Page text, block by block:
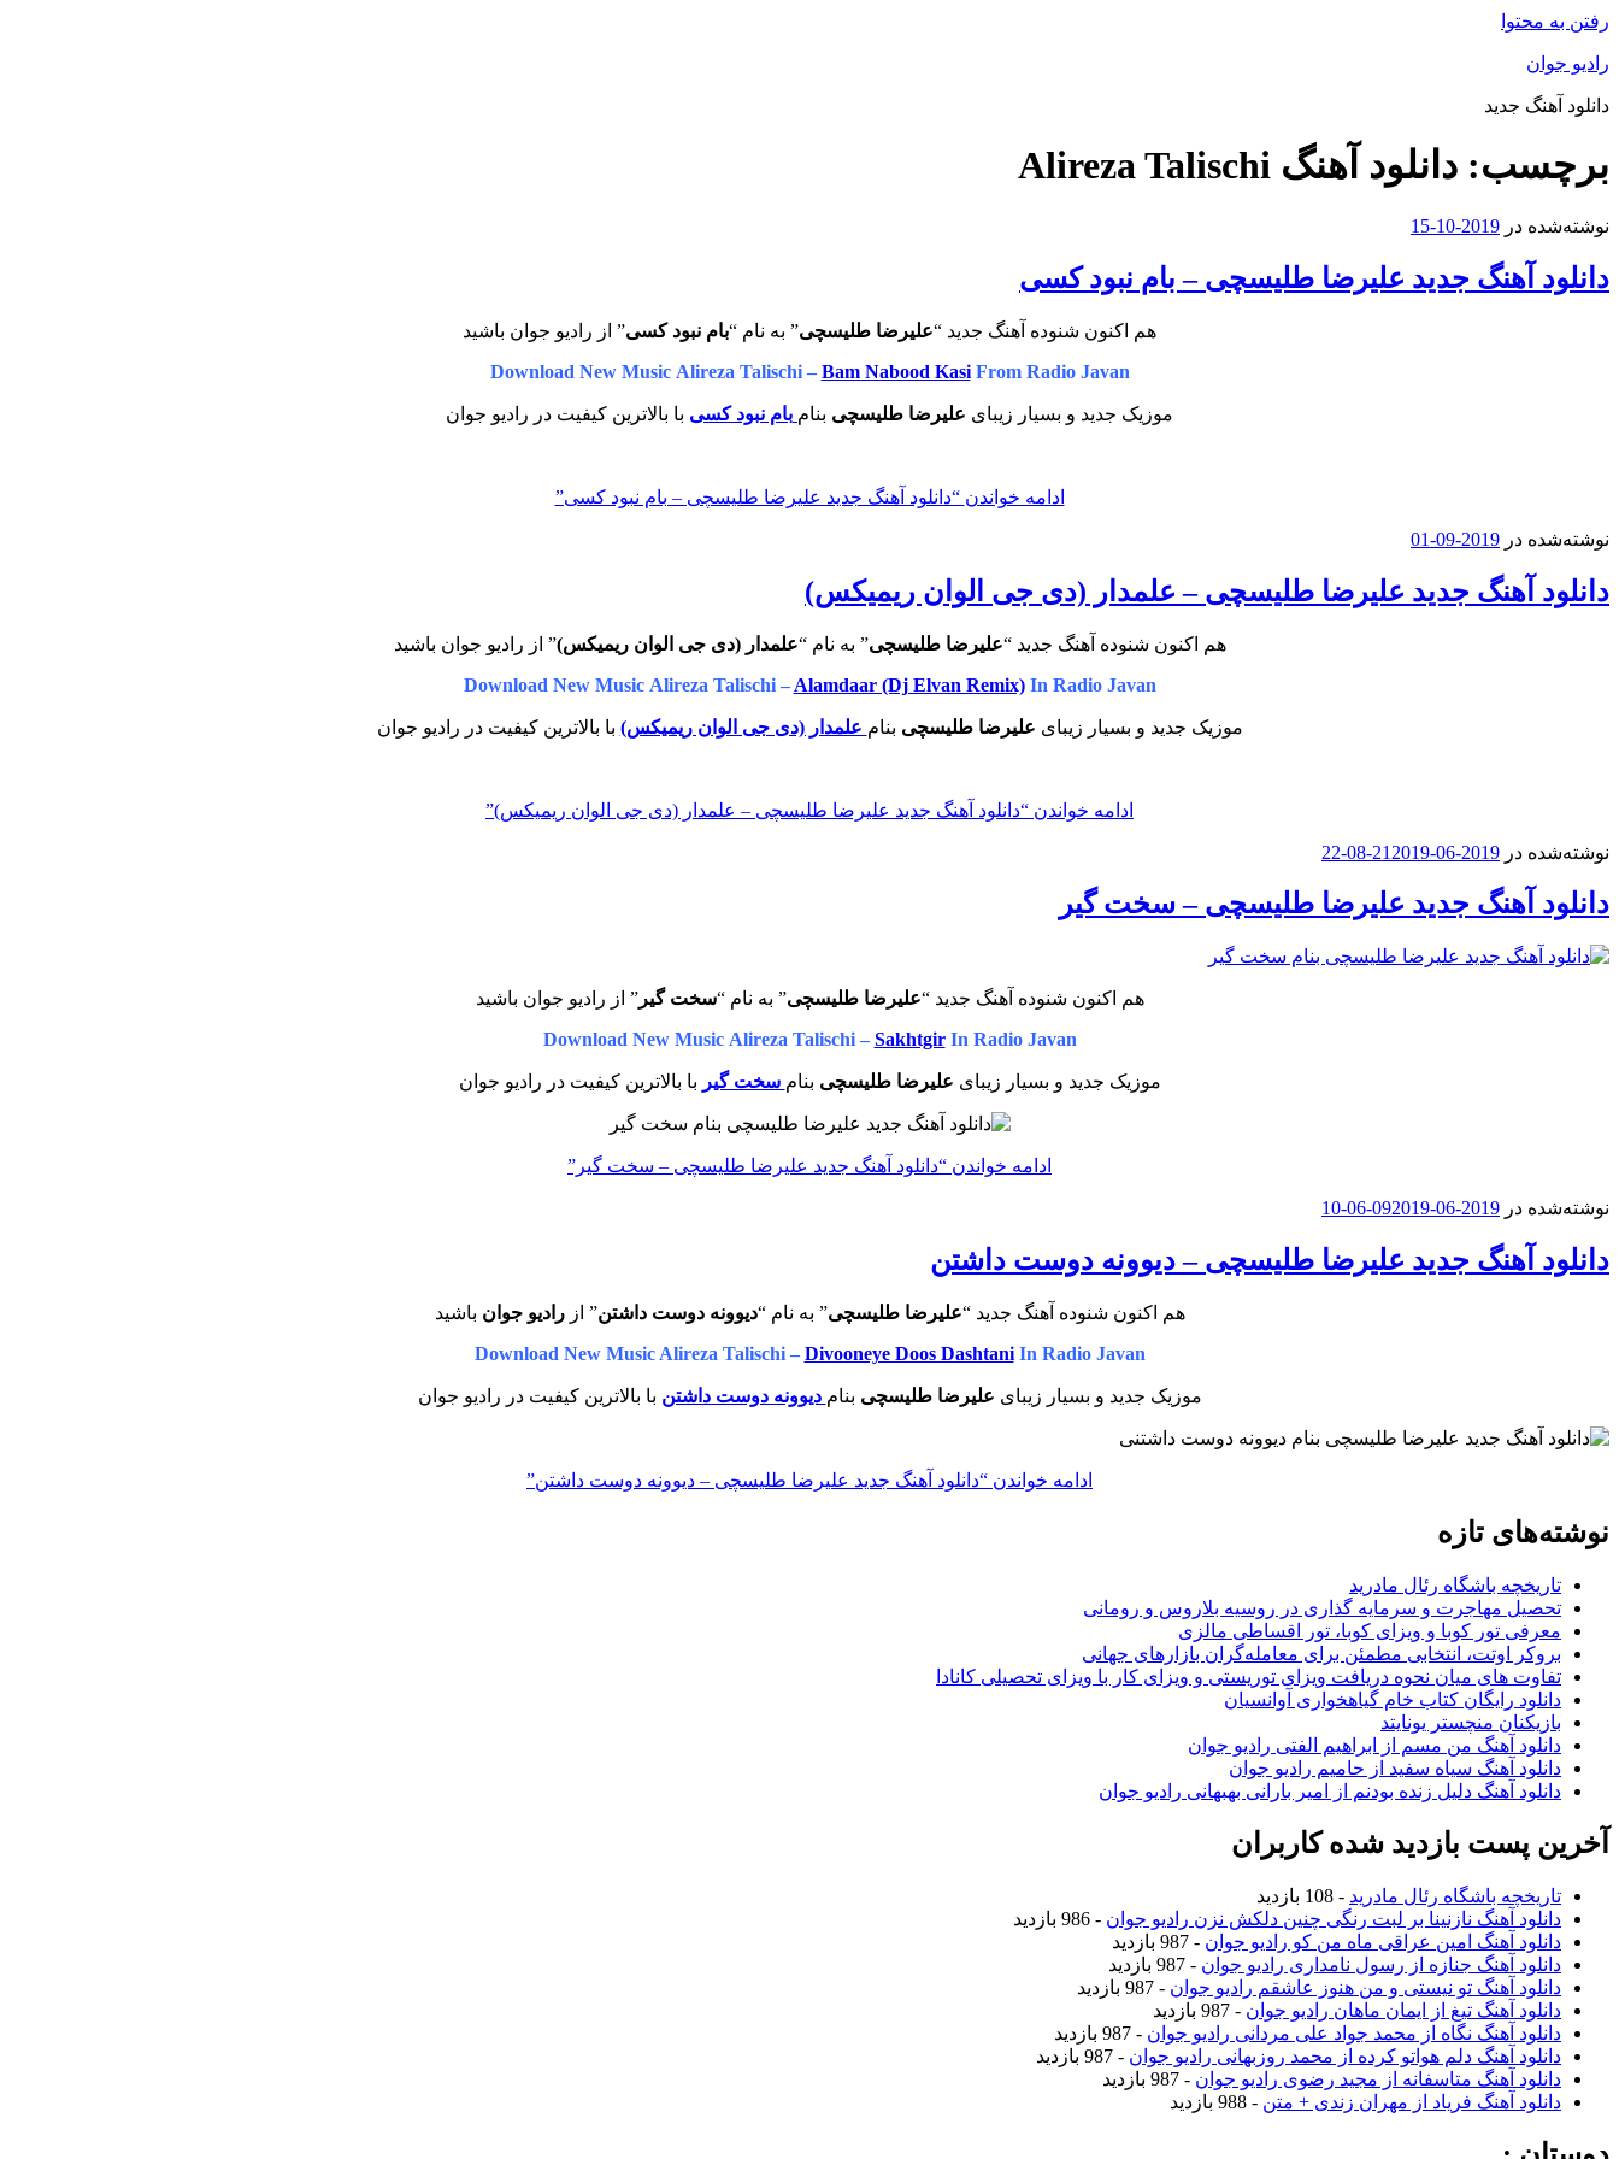
رفتن به محتوا
رادیو جوان
دانلود آهنگ جدید
برچسب: دانلود آهنگ Alireza Talischi
نوشته‌شده در 2019-10-15
دانلود آهنگ جدید علیرضا طلیسچی – بام نبود کسی
هم اکنون شنوده آهنگ جدید “علیرضا طلیسچی” به نام “بام نبود کسی” از رادیو جوان باشید
Download New Music Alireza Talischi – Bam Nabood KasiFrom Radio Javan
موزیک جدید و بسیار زیبای علیرضا طلیسچی بنام بام نبود کسی با بالاترین کیفیت در رادیو جوان
ادامه خواندن “دانلود آهنگ جدید علیرضا طلیسچی – بام نبود کسی”
نوشته‌شده در 2019-09-01
دانلود آهنگ جدید علیرضا طلیسچی – علمدار (دی جی الوان ریمیکس)
هم اکنون شنوده آهنگ جدید “علیرضا طلیسچی” به نام “علمدار (دی جی الوان ریمیکس)” از رادیو جوان باشید
Download New Music Alireza Talischi – Alamdaar (Dj Elvan Remix)In Radio Javan
موزیک جدید و بسیار زیبای علیرضا طلیسچی بنام علمدار (دی جی الوان ریمیکس) با بالاترین کیفیت در رادیو جوان
ادامه خواندن “دانلود آهنگ جدید علیرضا طلیسچی – علمدار (دی جی الوان ریمیکس)”
نوشته‌شده در 2019-06-21
2019-08-22
دانلود آهنگ جدید علیرضا طلیسچی – سخت گیر
هم اکنون شنوده آهنگ جدید “علیرضا طلیسچی” به نام “سخت گیر” از رادیو جوان باشید
Download New Music Alireza Talischi – SakhtgirIn Radio Javan
موزیک جدید و بسیار زیبای علیرضا طلیسچی بنام سخت گیر با بالاترین کیفیت در رادیو جوان
ادامه خواندن “دانلود آهنگ جدید علیرضا طلیسچی – سخت گیر”
نوشته‌شده در 2019-06-09
2019-06-10
دانلود آهنگ جدید علیرضا طلیسچی – دیوونه دوست داشتن
هم اکنون شنوده آهنگ جدید “علیرضا طلیسچی” به نام “دیوونه دوست داشتن” ازرادیو جوان باشید
Download New Music Alireza Talischi – Divooneye Doos DashtaniIn Radio Javan
موزیک جدید و بسیار زیبای علیرضا طلیسچی بنام دیوونه دوست داشتن با بالاترین کیفیت در رادیو جوان
ادامه خواندن “دانلود آهنگ جدید علیرضا طلیسچی – دیوونه دوست داشتن”
نوشته‌های تازه
تاریخچه باشگاه رئال مادرید
تحصیل مهاجرت و سرمایه گذاری در روسیه بلاروس و رومانی
معرفی تور کوبا و ویزای کوبا، تور اقساطی مالزی
بروکر اوتت، انتخابی مطمئن برای معامله‌گران بازارهای جهانی
تفاوت های میان نحوه دریافت ویزای توریستی و ویزای کار با ویزای تحصیلی کانادا
دانلود رایگان کتاب خام گیاهخواری آوانسیان
بازیکنان منچستر یونایتد
دانلود آهنگ من مسم از ابراهیم الفتی رادیو جوان
دانلود آهنگ سیاه سفید از حامیم رادیو جوان
دانلود آهنگ دلیل زنده بودنم از امیر بارانی بهبهانی رادیو جوان
آخرین پست بازدید شده کاربران
تاریخچه باشگاه رئال مادرید - 108 بازدید
دانلود آهنگ نازنینا بر لبت رنگی چنین دلکش نزن رادیو جوان - 986 بازدید
دانلود آهنگ امین عراقی ماه من کو رادیو جوان - 987 بازدید
دانلود آهنگ جنازه از رسول نامداری رادیو جوان - 987 بازدید
دانلود آهنگ تو نیستی و من هنوز عاشقم رادیو جوان - 987 بازدید
دانلود آهنگ تیغ از ایمان ماهان رادیو جوان - 987 بازدید
دانلود آهنگ نگاه از محمد جواد علی مردانی رادیو جوان - 987 بازدید
دانلود آهنگ دلم هواتو کرده از محمد روزبهانی رادیو جوان - 987 بازدید
دانلود آهنگ متاسفانه از مجید رضوی رادیو جوان - 987 بازدید
دانلود آهنگ فریاد از مهران زندی + متن - 988 بازدید